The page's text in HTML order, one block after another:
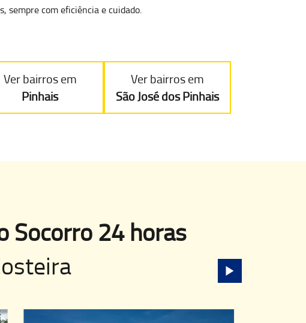
sempre com eficiência e cuidado.
Ver bairros em
Pinhais
Ver bairros em
São José dos Pinhais
Socorro 24 horas